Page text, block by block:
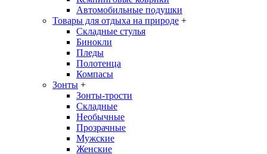
Автомобильные подушки
Товары для отдыха на природе +
Складные стулья
Бинокли
Пледы
Полотенца
Компасы
Зонты +
Зонты-трости
Складные
Необычные
Прозрачные
Мужские
Женские